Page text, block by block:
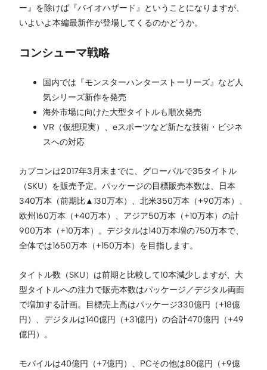
ー』を除けば『バイオハザード』ということになりますが、
いよいよ本編最新作が登場してくるのかどうか。
コンシューマ戦略
国内では『モンスターハンターストーリーズ』など人
気シリーズ新作を発売
海外市場に向けた大型タイトルも順次発売
VR（仮想現実）、eスポーツなど新たな技術・ビジネ
スへの対応
カプコンは2017年3月末までに、グローバルで35タイトル
（SKU）を販売予定。パッケージの目標販売本数は、日本
340万本（前期比▲130万本）、北米350万本（+90万本）、
欧州160万本（+40万本）、アジア50万本（+10万本）の計
900万本（+10万本）。デジタルは140万本増の750万本で、
全体では1650万本（+150万本）を目指します。
タイトル数（SKU）は前期と比較して10本減少しますが、大
型タイトルへの注力で販売本数はパッケージ／デジタル両面
で増加する計画。目標売上高はパッケージ330億円（+18億
円）、デジタルは140億円（+31億円）の合計470億円（+49
億円）。
モバイルは40億円（+7億円）、PCその他は80億円（+9億